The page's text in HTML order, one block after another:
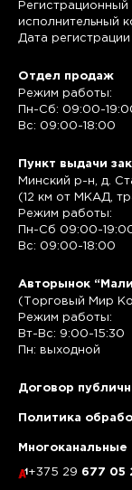
исполнительный
Дата
Отдел продаж
Режим работы:
Пн-Сб: 09:00-
Вс: 09:00-18:00
Пункт выдачи
Минский р-н, д.
(12 км от МКАД,
Режим работы:
Пн-Сб 09:00-
Вс: 09:00-18:00
Авторынок
(Торговый Мир
Режим работы:
Вт-Вс: 9:00-15:30
Пн: выходной
Договор
Политика
Многоканальные
+375 29 677 05